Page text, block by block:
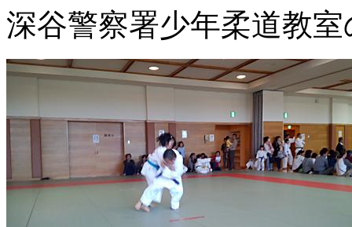
深谷警察署少年柔道教